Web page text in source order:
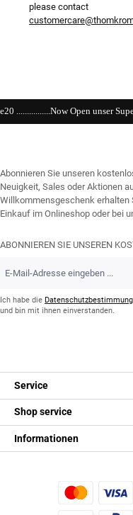
please contact
unser Super---
Abonnieren Sie unseren
Neuigkeit, Sales oder Aktionen
Willkommensgeschenk erhalten
Einkauf im Onlineshop oder bei
ABONNIEREN SIE UNSEREN
Mail-
*Ich habe die
und bin mit ihnen einverstanden.
Service
Shop service
Informationen